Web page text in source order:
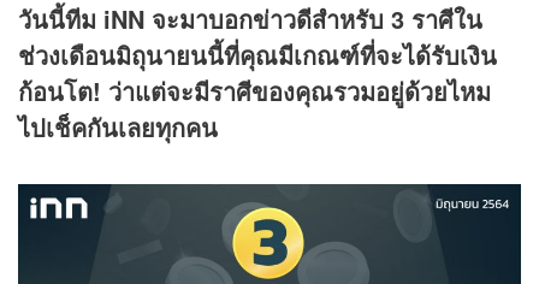
วันนี้ทีม iNN จะมาบอกข่าวดีสำหรับ 3 ราศีใน
ช่วงเดือนมิถุนายนนี้ที่คุณมีเกณฑ์ที่จะได้รับเงิน
ก้อนโต! ว่าแต่จะมีราศีของคุณรวมอยู่ด้วยไหม
ไปเช็คกันเลยทุกคน